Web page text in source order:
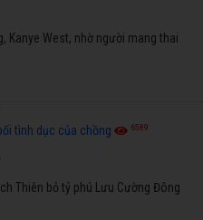
Kanye West, nhờ người mang thai
tình dục của chồng 6589
Thiên bỏ tỷ phú Lưu Cường Đông